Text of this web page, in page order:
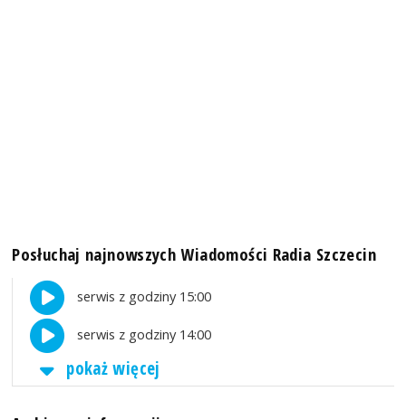
Posłuchaj najnowszych Wiadomości Radia Szczecin
serwis z godziny 15:00
serwis z godziny 14:00
pokaż więcej